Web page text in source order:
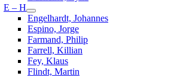
E – H
Engelhardt, Johannes
Espino, Jorge
Farmand, Philip
Farrell, Killian
Fey, Klaus
Flindt, Martin